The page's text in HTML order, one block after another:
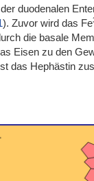
duodenalen
). Zuvor wird das Fe
die basale
Eisen zu den
das Hephästin